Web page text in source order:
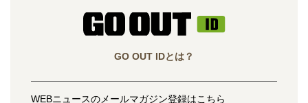
GO OUT IDとは？
WEBニュースのメールマガジン登録はこちら